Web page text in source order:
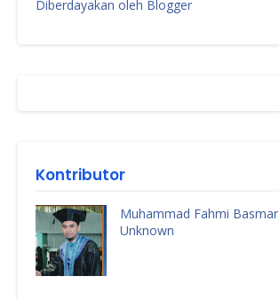
Diberdayakan oleh Blogger
Kontributor
Muhammad Fahmi Basmar
Unknown